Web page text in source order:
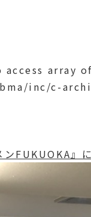
array
inc/c-
ンFUKUOKA』